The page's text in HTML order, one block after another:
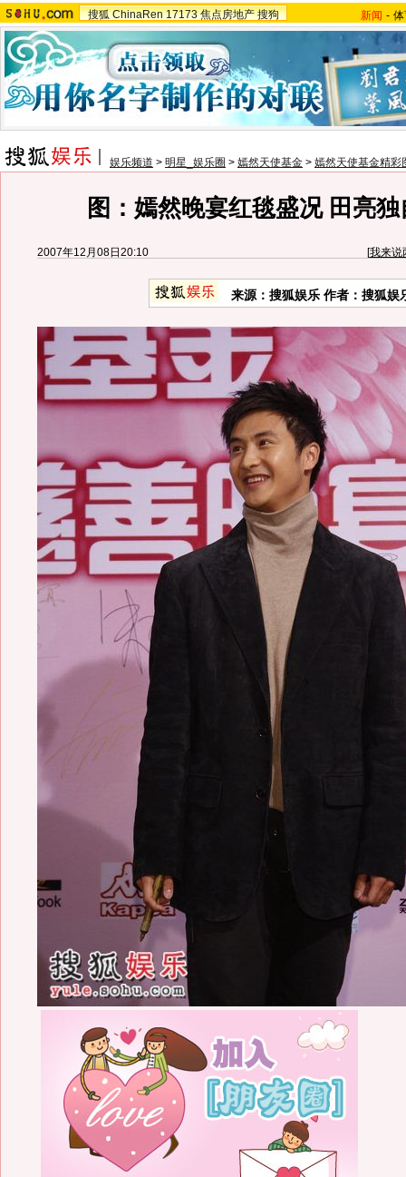
搜狐 ChinaRen 17173 焦点房地产 搜狗 新闻 -
娱乐频道 > 明星_娱乐圈 > 嫣然天使基金 > 嫣然天使基金精彩
图：嫣然晚宴红毯盛况 田亮
2007年12月08日20:10 [我来说
来源：搜狐娱乐 作者：搜狐娱